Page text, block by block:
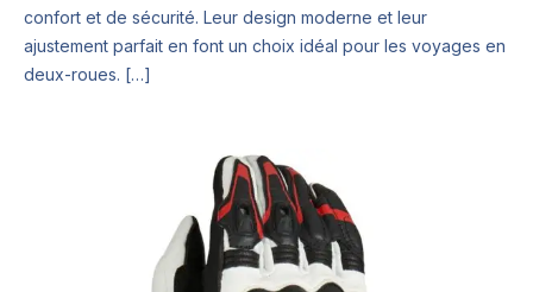
confort et de sécurité. Leur design moderne et leur
ajustement parfait en font un choix idéal pour les voyages en
deux-roues. […]